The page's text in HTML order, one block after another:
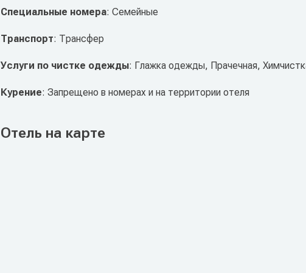
Специальные номера: Семейные
Транспорт: Трансфер
Услуги по чистке одежды: Глажка одежды, Прачечная,
Курение: Запрещено в номерах и на территории отеля
Отель на карте